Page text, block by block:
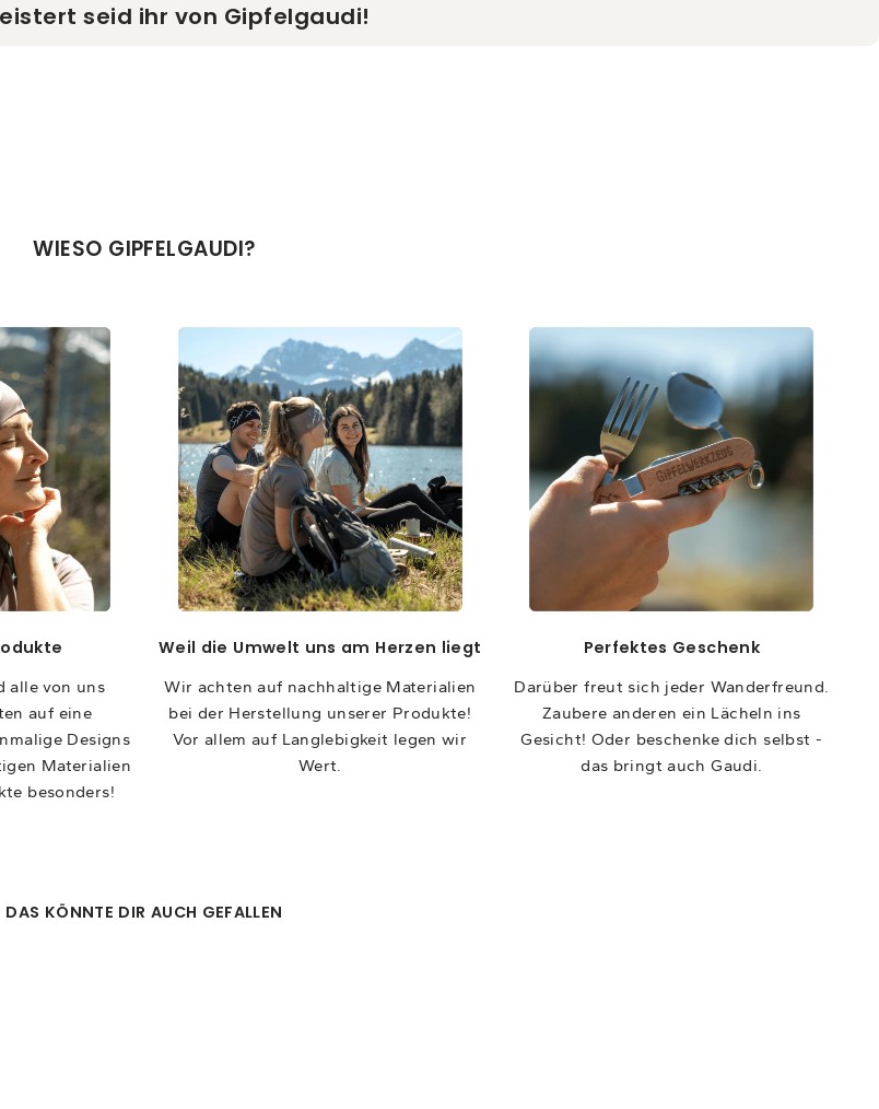
seid ihr von Gipfelgaudi!
WIESO GIPFELGAUDI?
alle von uns
auf eine
Designs
Materialien
besonders!
Weil die Umwelt uns am Herzen liegt
Wir achten auf nachhaltige Materialien
bei der Herstellung unserer Produkte!
Vor allem auf Langlebigkeit legen wir
Wert.
Perfektes Geschenk
Darüber freut sich jeder Wanderfreund.
Zaubere anderen ein Lächeln ins
Gesicht! Oder beschenke dich selbst -
das bringt auch Gaudi.
DAS KÖNNTE DIR AUCH GEFALLEN